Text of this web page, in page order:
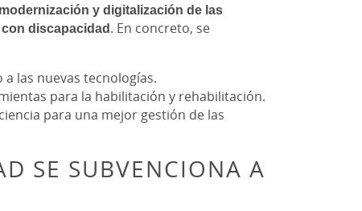
y digitalización de las
discapacidad. En concreto, se
a las nuevas tecnologías.
para la habilitación y rehabilitación.
para una mejor gestión de las
SE SUBVENCIONA A